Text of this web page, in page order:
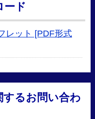
ード
レット [PDF形式
るお問い合わ